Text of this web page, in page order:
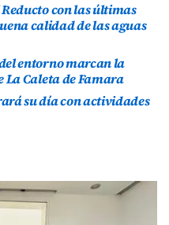
con las últimas
calidad de las aguas
entorno marcan la
La Caleta de Famara
su día con actividades